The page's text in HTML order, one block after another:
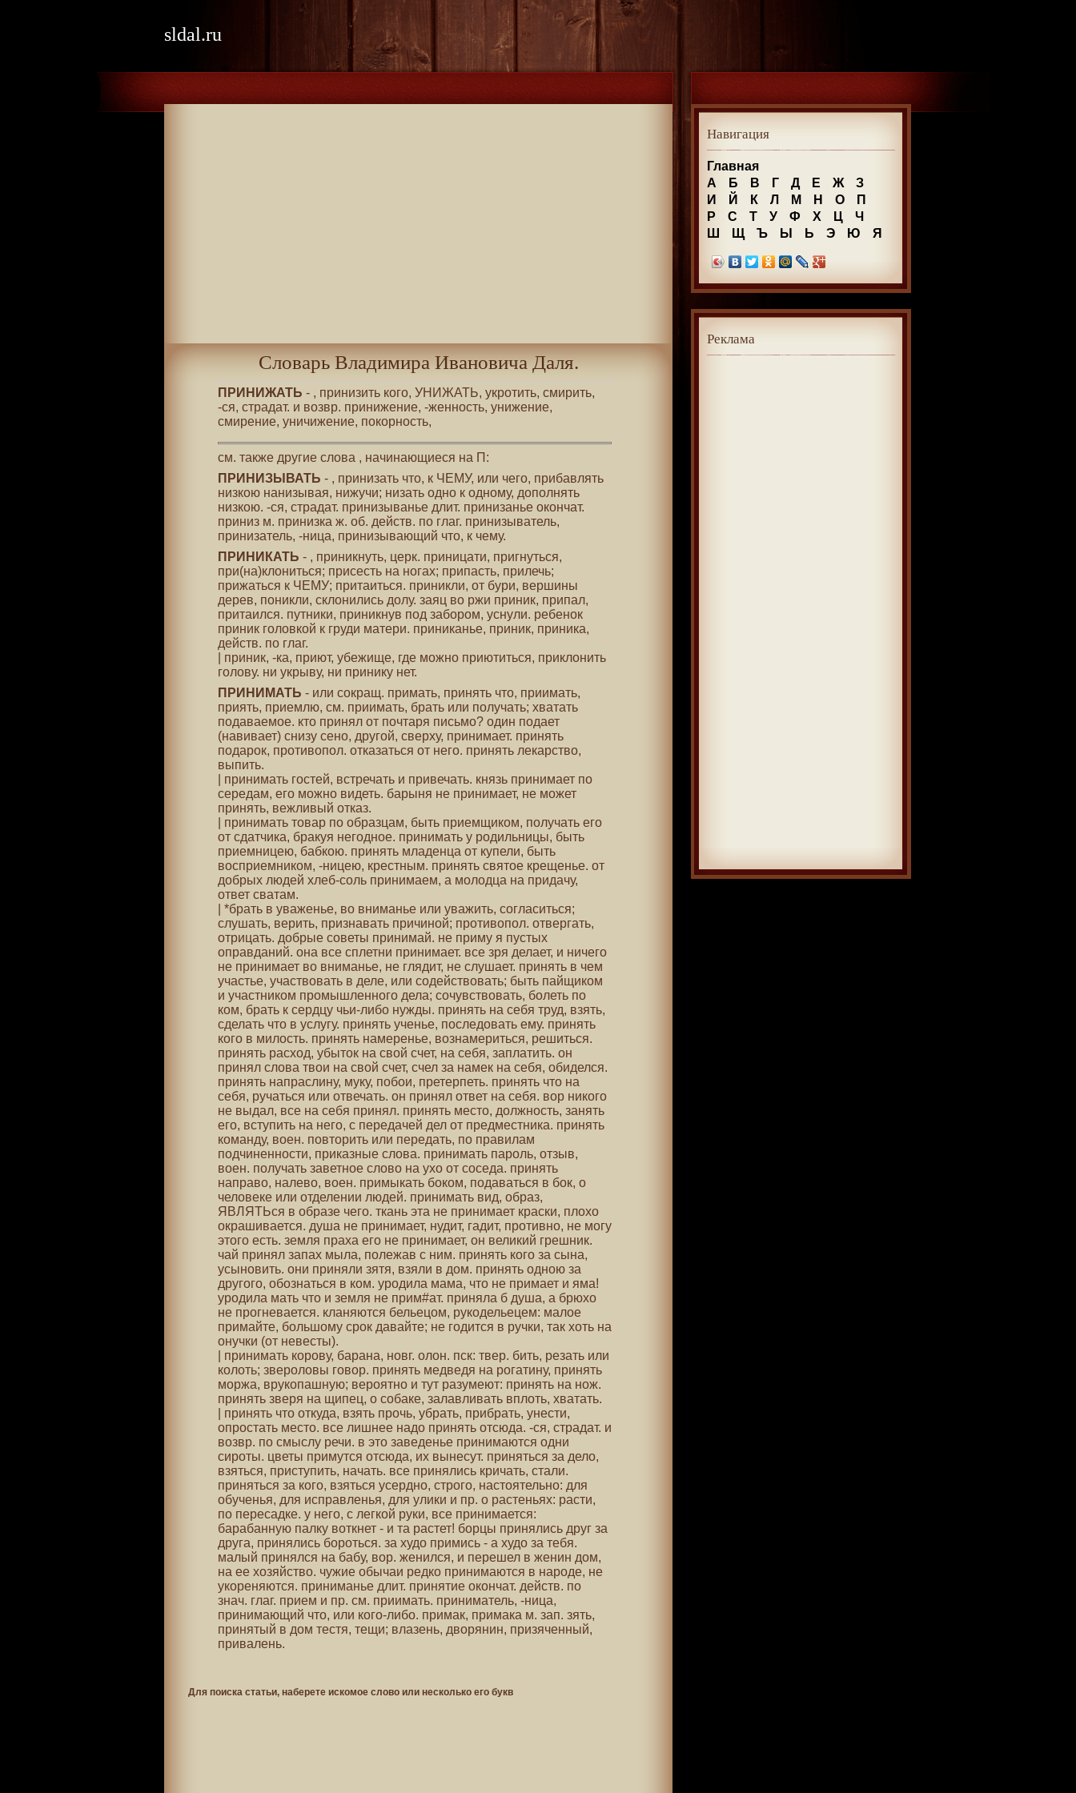
sldal.ru
Словарь Владимира Ивановича Даля.
ПРИНИЖАТЬ - , принизить кого, УНИЖАТЬ, укротить, смирить,
-ся, страдат. и возвр. принижение, -женность, унижение,
смирение, уничижение, покорность,
см. также другие слова , начинающиеся на П:
ПРИНИЗЫВАТЬ - , принизать что, к ЧЕМУ, или чего, прибавлять
низкою нанизывая, нижучи; низать одно к одному, дополнять
низкою. -ся, страдат. принизыванье длит. принизанье окончат.
приниз м. принизка ж. об. действ. по глаг. принизыватель,
принизатель, -ница, принизывающий что, к чему.
ПРИНИКАТЬ - , приникнуть, церк. приницати, пригнуться,
при(на)клониться; присесть на ногах; припасть, прилечь;
прижаться к ЧЕМУ; притаиться. приникли, от бури, вершины
дерев, поникли, склонились долу. заяц во ржи приник, припал,
притаился. путники, приникнув под забором, уснули. ребенок
приник головкой к груди матери. приниканье, приник, приника,
действ. по глаг.
| приник, -ка, приют, убежище, где можно приютиться, приклонить
голову. ни укрыву, ни принику нет.
ПРИНИМАТЬ - или сокращ. примать, принять что, приимать,
приять, приемлю, см. приимать, брать или получать; хватать
подаваемое. кто принял от почтаря письмо? один подает
(навивает) снизу сено, другой, сверху, принимает. принять
подарок, противопол. отказаться от него. принять лекарство,
выпить.
| принимать гостей, встречать и привечать. князь принимает по
середам, его можно видеть. барыня не принимает, не может
принять, вежливый отказ.
| принимать товар по образцам, быть приемщиком, получать его
от сдатчика, бракуя негодное. принимать у родильницы, быть
приемницею, бабкою. принять младенца от купели, быть
восприемником, -ницею, крестным. принять святое крещенье. от
добрых людей хлеб-соль принимаем, а молодца на придачу,
ответ сватам.
| *брать в уваженье, во вниманье или уважить, согласиться;
слушать, верить, признавать причиной; противопол. отвергать,
отрицать. добрые советы принимай. не приму я пустых
оправданий. она все сплетни принимает. все зря делает, и ничего
не принимает во вниманье, не глядит, не слушает. принять в чем
участье, участвовать в деле, или содействовать; быть пайщиком
и участником промышленного дела; сочувствовать, болеть по
ком, брать к сердцу чьи-либо нужды. принять на себя труд, взять,
сделать что в услугу. принять ученье, последовать ему. принять
кого в милость. принять намеренье, вознамериться, решиться.
принять расход, убыток на свой счет, на себя, заплатить. он
принял слова твои на свой счет, счел за намек на себя, обиделся.
принять напраслину, муку, побои, претерпеть. принять что на
себя, ручаться или отвечать. он принял ответ на себя. вор никого
не выдал, все на себя принял. принять место, должность, занять
его, вступить на него, с передачей дел от предместника. принять
команду, воен. повторить или передать, по правилам
подчиненности, приказные слова. принимать пароль, отзыв,
воен. получать заветное слово на ухо от соседа. принять
направо, налево, воен. примыкать боком, подаваться в бок, о
человеке или отделении людей. принимать вид, образ,
ЯВЛЯТЬся в образе чего. ткань эта не принимает краски, плохо
окрашивается. душа не принимает, нудит, гадит, противно, не могу
этого есть. земля праха его не принимает, он великий грешник.
чай принял запах мыла, полежав с ним. принять кого за сына,
усыновить. они приняли зятя, взяли в дом. принять одною за
другого, обознаться в ком. уродила мама, что не примает и яма!
уродила мать что и земля не прим#ат. приняла б душа, а брюхо
не прогневается. кланяются бельецом, рукодельецем: малое
примайте, большому срок давайте; не годится в ручки, так хоть на
онучки (от невесты).
| принимать корову, барана, новг. олон. пск: твер. бить, резать или
колоть; звероловы говор. принять медведя на рогатину, принять
моржа, врукопашную; вероятно и тут разумеют: принять на нож.
принять зверя на щипец, о собаке, залавливать вплоть, хватать.
| принять что откуда, взять прочь, убрать, прибрать, унести,
опростать место. все лишнее надо принять отсюда. -ся, страдат. и
возвр. по смыслу речи. в это заведенье принимаются одни
сироты. цветы примутся отсюда, их вынесут. приняться за дело,
взяться, приступить, начать. все принялись кричать, стали.
приняться за кого, взяться усердно, строго, настоятельно: для
обученья, для исправленья, для улики и пр. о растеньях: расти,
по пересадке. у него, с легкой руки, все принимается:
барабанную палку воткнет - и та растет! борцы принялись друг за
друга, принялись бороться. за худо примись - а худо за тебя.
малый принялся на бабу, вор. женился, и перешел в женин дом,
на ее хозяйство. чужие обычаи редко принимаются в народе, не
укореняются. приниманье длит. принятие окончат. действ. по
знач. глаг. прием и пр. см. приимать. приниматель, -ница,
принимающий что, или кого-либо. примак, примака м. зап. зять,
принятый в дом тестя, тещи; влазень, дворянин, призяченный,
привалень.
Для поиска статьи, наберете искомое слово или несколько его букв
Навигация
Главная
А
Б В Г Д Е Ж
З
И
Й К Л М Н О
П
Р
С Т У Ф Х Ц
Ч
Ш
Щ Ъ Ы Ь Э Ю Я
Реклама